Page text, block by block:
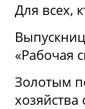
Для всех,
«Рабочая
Золотым
хозяйства